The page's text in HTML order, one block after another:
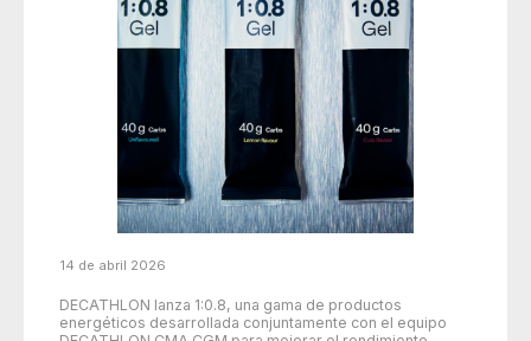
14 de abril 2026
DECATHLON lanza 1:0.8, una gama de productos
energéticos desarrollada conjuntamente con el equipo